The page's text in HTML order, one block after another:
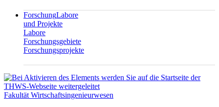
ForschungLabore
und Projekte
Labore
Forschungsgebiete
Forschungsprojekte
Fakultät Wirtschaftsingenieurwesen